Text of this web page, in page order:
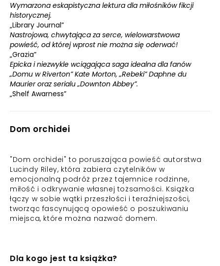
Wymarzona eskapistyczna lektura dla miłośników fikcji
historycznej.
„Library Journal”
Nastrojowa, chwytająca za serce, wielowarstwowa
powieść, od której wprost nie można się oderwać!
„Grazia”
Epicka i niezwykle wciągająca saga idealna dla fanów
„Domu w Riverton” Kate Morton, „Rebeki” Daphne du
Maurier oraz serialu „Downton Abbey”.
„Shelf Awarness”
Dom orchidei
"Dom orchidei" to poruszająca powieść autorstwa
Lucindy Riley, która zabiera czytelników w
emocjonalną podróż przez tajemnice rodzinne,
miłość i odkrywanie własnej tożsamości. Książka
łączy w sobie wątki przeszłości i teraźniejszości,
tworząc fascynującą opowieść o poszukiwaniu
miejsca, które można nazwać domem.
Dla kogo jest ta książka?